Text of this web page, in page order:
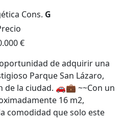
Cons. G
€
de adquirir una
Parque San Lázaro,
de la ciudad. 🚗💼 ~~Con un
16 m2,
comodidad que solo este